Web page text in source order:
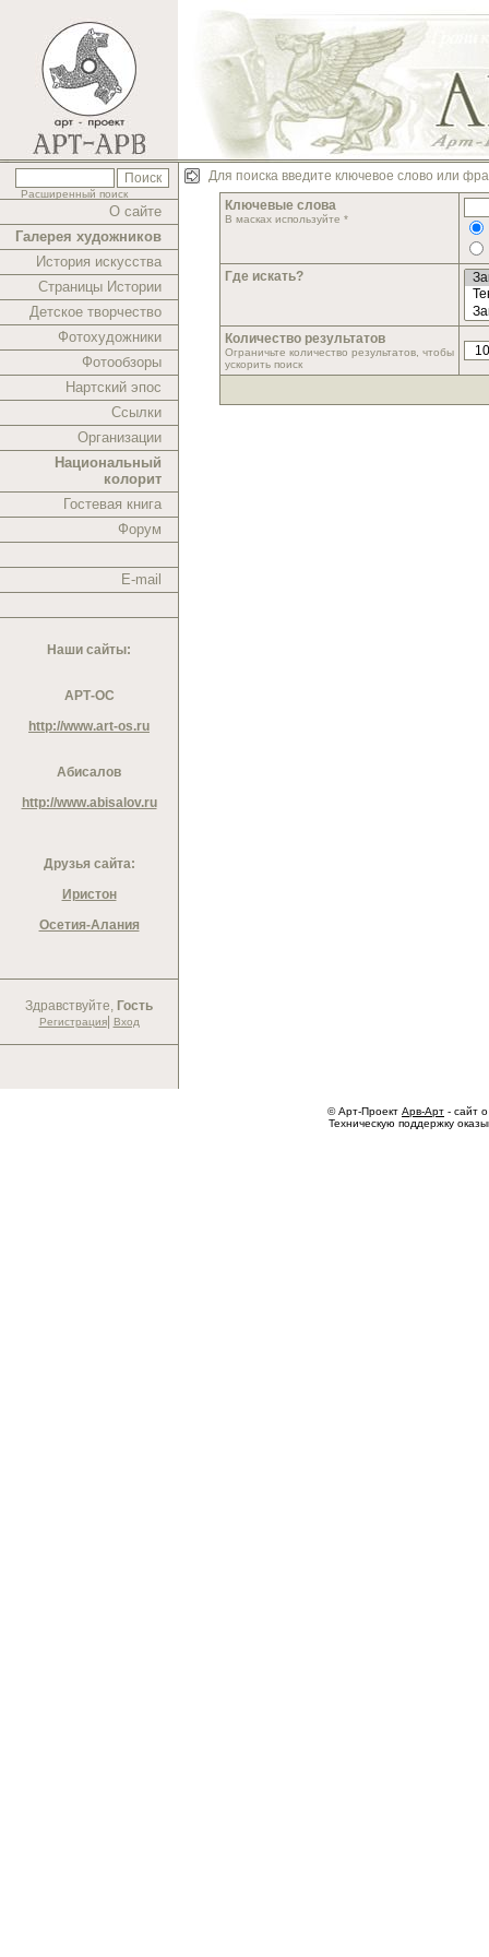
Расширенный поиск
О сайте
Галерея художников
История искусства
Страницы Истории
Детское творчество
Фотохудожники
Фотообзоры
Нартский эпос
Ссылки
Организации
Национальный
колорит
Гостевая книга
Форум
E-mail
Наши сайты:
АРТ-ОС
http://www.art-os.ru
Абисалов
http://www.abisalov.ru
Друзья сайта:
Иристон
Осетия-Алания
Здравствуйте, Гость
Регистрация| Вход
Для поиска введите ключевое слово или
Ключевые слова
В масках используйте *
Где искать?
Количество результатов
Ограничьте количество результатов, чтобы
ускорить поиск
© Арт-Проект Арв-Арт - сайт
Техническую поддержку